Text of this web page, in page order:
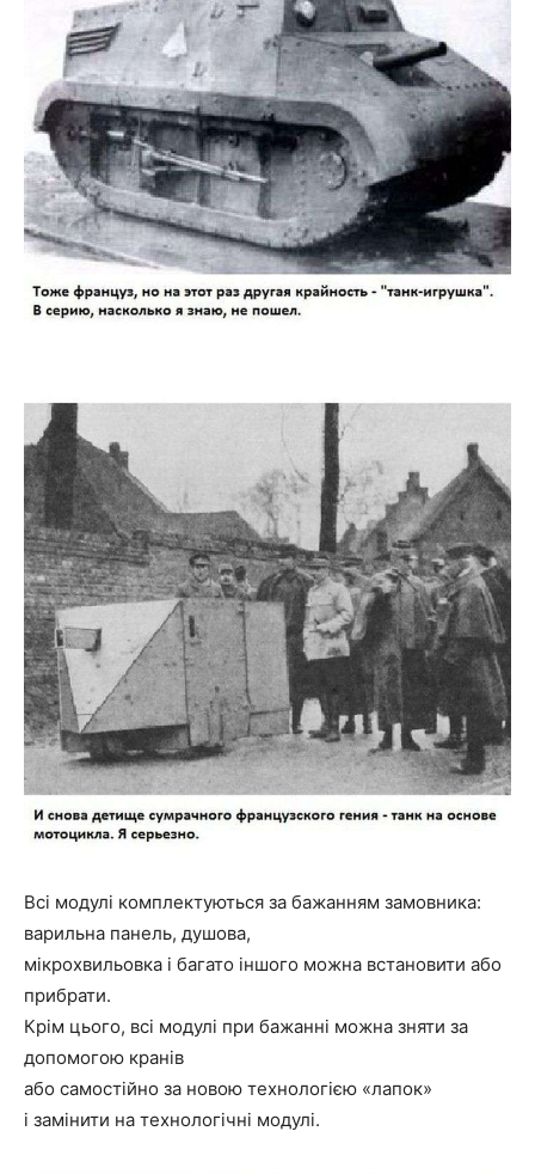
Всі модулі комплектуються за бажанням замовника:
варильна панель, душова,
мікрохвильовка і багато іншого можна встановити або
прибрати.
Крім цього, всі модулі при бажанні можна зняти за
допомогою кранів
або самостійно за новою технологією «лапок»
і замінити на технологічні модулі.